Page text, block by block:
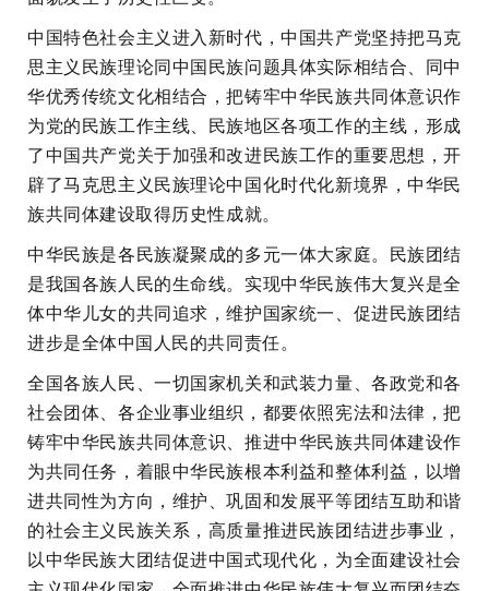
中国特色社会主义进入新时代，中国共产党坚持把马克
思主义民族理论同中国民族问题具体实际相结合、同中
华优秀传统文化相结合，把铸牢中华民族共同体意识作
为党的民族工作主线、民族地区各项工作的主线，形成
了中国共产党关于加强和改进民族工作的重要思想，开
辟了马克思主义民族理论中国化时代化新境界，中华民
族共同体建设取得历史性成就。
中华民族是各民族凝聚成的多元一体大家庭。民族团结
是我国各族人民的生命线。实现中华民族伟大复兴是全
体中华儿女的共同追求，维护国家统一、促进民族团结
进步是全体中国人民的共同责任。
全国各族人民、一切国家机关和武装力量、各政党和各
社会团体、各企业事业组织，都要依照宪法和法律，把
铸牢中华民族共同体意识、推进中华民族共同体建设作
为共同任务，着眼中华民族根本利益和整体利益，以增
进共同性为方向，维护、巩固和发展平等团结互助和谐
的社会主义民族关系，高质量推进民族团结进步事业，
以中华民族大团结促进中国式现代化，为全面建设社会